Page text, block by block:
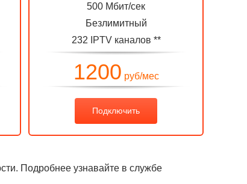
500 Мбит/сек
Безлимитный
232
IPTV каналов **
1200 руб/мес
Подключить
Подробнее узнавайте в службе